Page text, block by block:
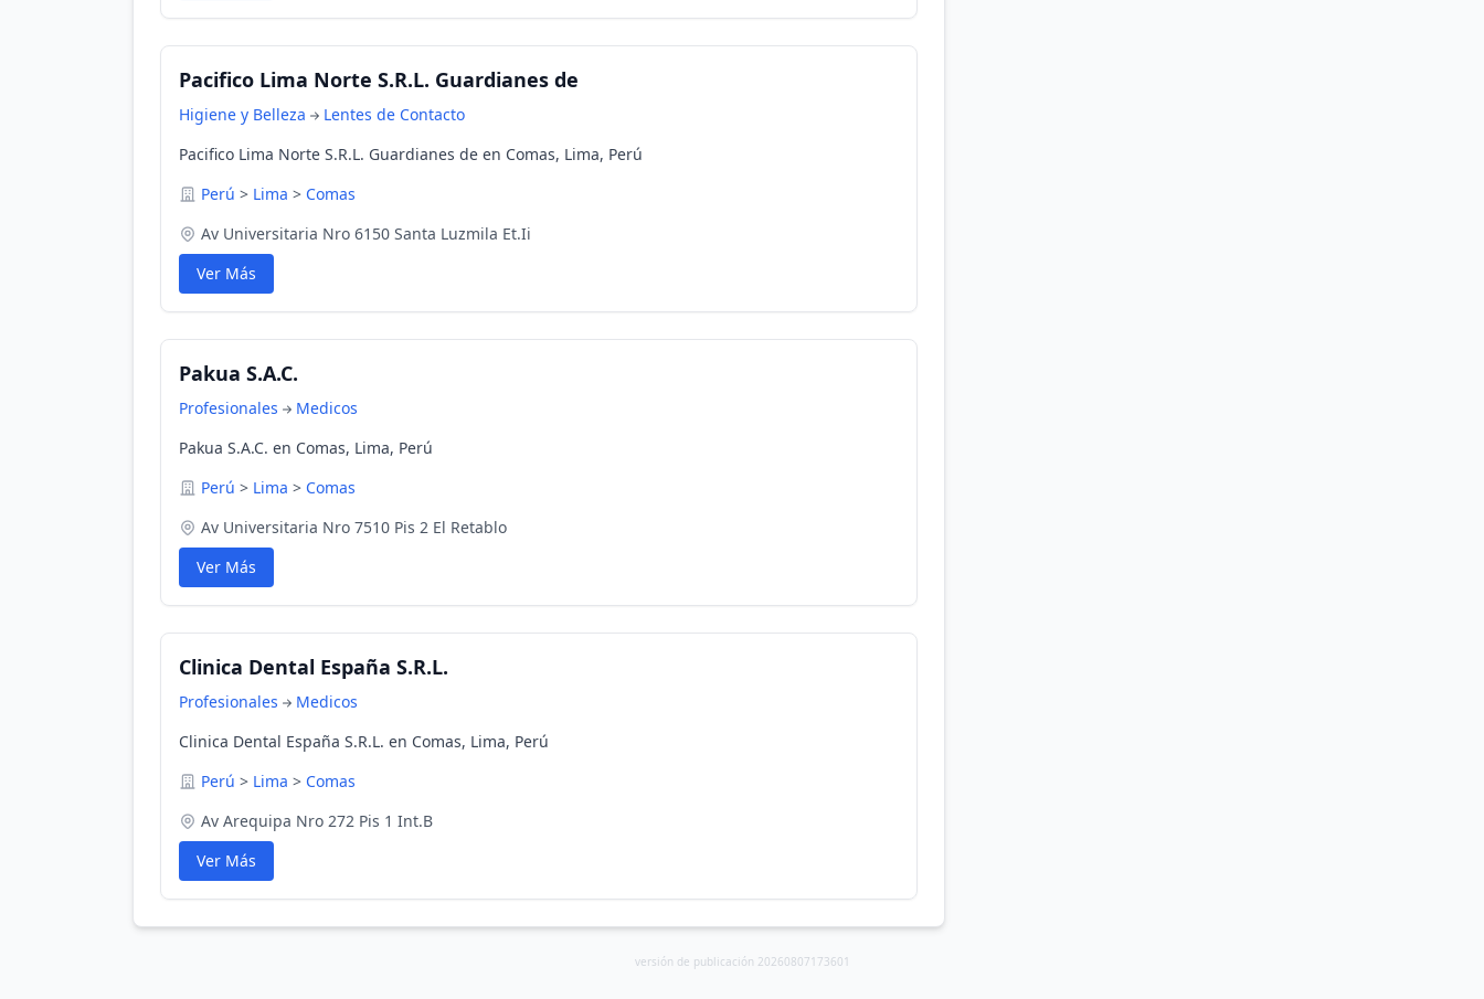
Pacifico Lima Norte S.R.L. Guardianes de
Higiene y Belleza
Lentes de Contacto
Pacifico Lima Norte S.R.L. Guardianes de en Comas, Lima, Perú
Perú > Lima > Comas
Av Universitaria Nro 6150 Santa Luzmila Et.Ii
Ver Más
Pakua S.A.C.
Profesionales
Medicos
Pakua S.A.C. en Comas, Lima, Perú
Perú > Lima > Comas
Av Universitaria Nro 7510 Pis 2 El Retablo
Ver Más
Clinica Dental España S.R.L.
Profesionales
Medicos
Clinica Dental España S.R.L. en Comas, Lima, Perú
Perú > Lima > Comas
Av Arequipa Nro 272 Pis 1 Int.B
Ver Más
versión de publicación 20260807173601